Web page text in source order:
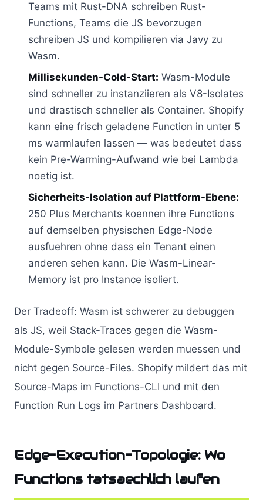
Teams mit Rust-DNA schreiben Rust-
Functions, Teams die JS bevorzugen
schreiben JS und kompilieren via Javy zu
Wasm.
Millisekunden-Cold-Start: Wasm-Module
sind schneller zu instanziieren als V8-Isolates
und drastisch schneller als Container. Shopify
kann eine frisch geladene Function in unter 5
ms warmlaufen lassen — was bedeutet dass
kein Pre-Warming-Aufwand wie bei Lambda
noetig ist.
Sicherheits-Isolation auf Plattform-Ebene:
250 Plus Merchants koennen ihre Functions
auf demselben physischen Edge-Node
ausfuehren ohne dass ein Tenant einen
anderen sehen kann. Die Wasm-Linear-
Memory ist pro Instance isoliert.
Der Tradeoff: Wasm ist schwerer zu debuggen
als JS, weil Stack-Traces gegen die Wasm-
Module-Symbole gelesen werden muessen und
nicht gegen Source-Files. Shopify mildert das mit
Source-Maps im Functions-CLI und mit den
Function Run Logs im Partners Dashboard.
Edge-Execution-Topologie: Wo
Functions tatsaechlich laufen